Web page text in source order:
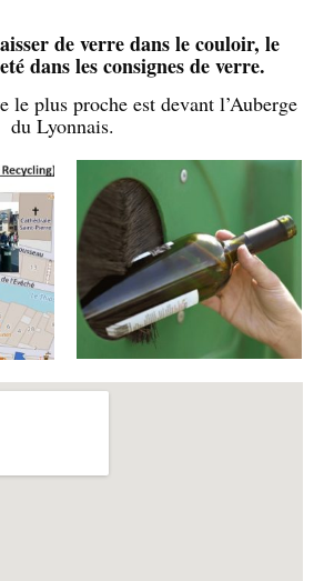
de verre dans le couloir, le
dans les consignes de verre.
le plus proche est devant l’Auberge
du Lyonnais.